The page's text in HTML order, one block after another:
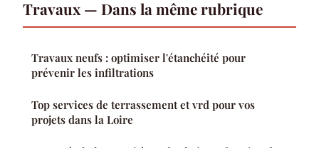
Travaux — Dans la même rubrique
Travaux neufs : optimiser l'étanchéité pour
prévenir les infiltrations
Top services de terrassement et vrd pour vos
projets dans la Loire